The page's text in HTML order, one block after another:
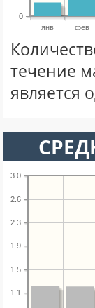
янв фев
0
течение
является
1.1
1.5
1.9
2.3
2.6
3.0